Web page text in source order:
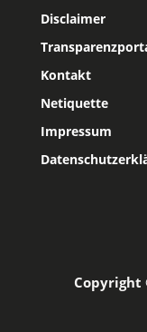
Disclaimer
Kontakt
Netiquette
Impressum
Copyright